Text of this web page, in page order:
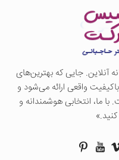
آنلاین. جایی که بهترین‌های
واقعی ارائه می‌شود و
ما، انتخابی هوشمندانه و